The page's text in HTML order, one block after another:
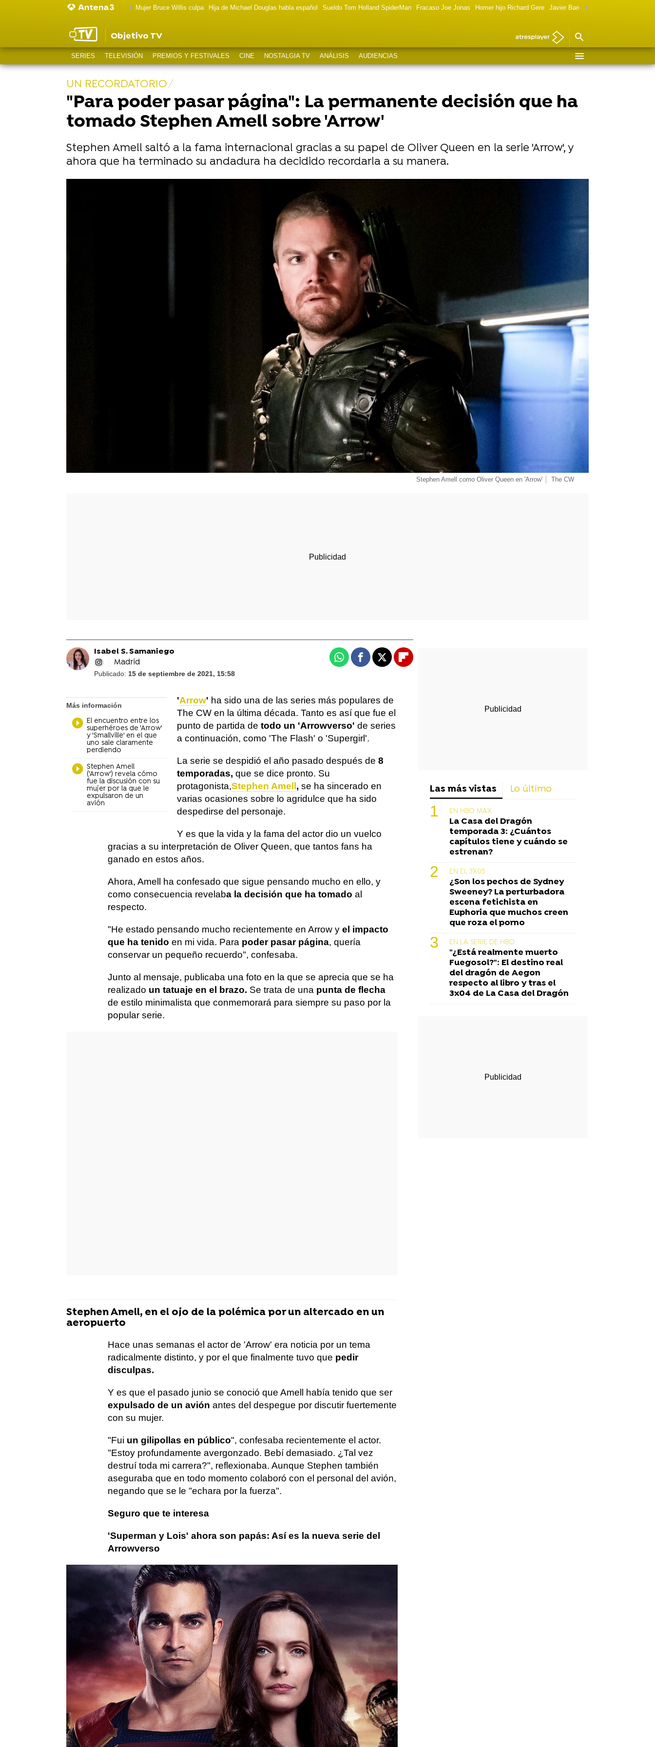
Mujer Bruce Willis culpa Hija de Michael Douglas habla español Sueldo Tom Holland SpiderMan Fracaso Joe Jonas Homer hijo Richard Gere Javier Bardem política
Objetivo TV
SERIES TELEVISIÓN PREMIOS Y FESTIVALES CINE NOSTALGIA TV ANÁLISIS AUDIENCIAS
UN RECORDATORIO
"Para poder pasar página": La permanente decisión que ha
tomado Stephen Amell sobre 'Arrow'
Stephen Amell saltó a la fama internacional gracias a su papel de Oliver Queen en la serie 'Arrow', y
ahora que ha terminado su andadura ha decidido recordarla a su manera.
Stephen Amell como Oliver Queen en 'Arrow' The CW
Isabel S. Samaniego
Madrid
Publicado: 15 de septiembre de 2021, 15:58
WhatsappFacebook
X Flipboard
Más información
El encuentro entre los
superhéroes de 'Arrow'
y 'Smallville' en el que
uno sale claramente
perdiendo
Stephen Amell
('Arrow') revela cómo
fue la discusión con su
mujer por la que le
expulsaron de un
avión
'Arrow' ha sido una de las series más populares de
The CW en la última década. Tanto es así que fue el
punto de partida de todo un 'Arrowverso' de series
a continuación, como 'The Flash' o 'Supergirl'.
La serie se despidió el año pasado después de 8
temporadas, que se dice pronto. Su
protagonista,Stephen Amell , se ha sincerado en
varias ocasiones sobre lo agridulce que ha sido
despedirse del personaje.
Y es que la vida y la fama del actor dio un vuelco
gracias a su interpretación de Oliver Queen, que tantos fans ha
ganado en estos años.
Ahora, Amell ha confesado que sigue pensando mucho en ello, y
como consecuencia revelaba la decisión que ha tomado al
respecto.
"He estado pensando mucho recientemente en Arrow y el impacto
que ha tenido en mi vida. Para poder pasar página, quería
conservar un pequeño recuerdo", confesaba.
Junto al mensaje, publicaba una foto en la que se aprecia que se ha
realizado un tatuaje en el brazo. Se trata de una punta de flecha
de estilo minimalista que conmemorará para siempre su paso por la
popular serie.
Stephen Amell, en el ojo de la polémica por un altercado en un
aeropuerto
Hace unas semanas el actor de 'Arrow' era noticia por un tema
radicalmente distinto, y por el que finalmente tuvo que pedir
disculpas.
Y es que el pasado junio se conoció que Amell había tenido que ser
expulsado de un avión antes del despegue por discutir fuertemente
con su mujer.
"Fui un gilipollas en público", confesaba recientemente el actor.
"Estoy profundamente avergonzado. Bebí demasiado. ¿Tal vez
destruí toda mi carrera?", reflexionaba. Aunque Stephen también
aseguraba que en todo momento colaboró con el personal del avión,
negando que se le "echara por la fuerza".
Seguro que te interesa
'Superman y Lois' ahora son papás: Así es la nueva serie del
Arrowverso
Las más vistas Lo último
EN HBO MAX
La Casa del Dragón
temporada 3: ¿Cuántos
capítulos tiene y cuándo se
estrenan?
EN EL 3X05
¿Son los pechos de Sydney
Sweeney? La perturbadora
escena fetichista en
Euphoria que muchos creen
que roza el porno
EN LA SERIE DE HBO
"¿Está realmente muerto
Fuegosol?": El destino real
del dragón de Aegon
respecto al libro y tras el
3x04 de La Casa del Dragón